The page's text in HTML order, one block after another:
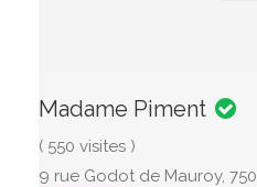
Madame Piment
( 550 visites )
9 rue Godot de Mauroy,